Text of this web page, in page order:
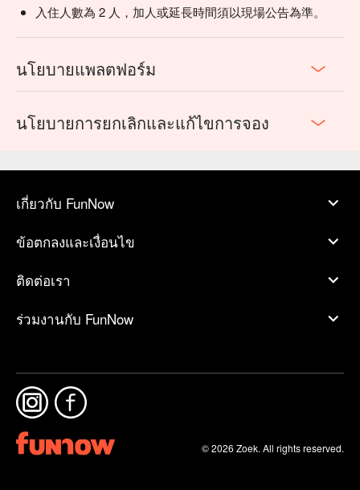
入住人數為 2 人，加人或延長時間須以現場公告為準。
นโยบายแพลตฟอร์ม
นโยบายการยกเลิกและแก้ไขการจอง
เกี่ยวกับ FunNow
ข้อตกลงและเงื่อนไข
ติดต่อเรา
ร่วมงานกับ FunNow
© 2026 Zoek. All rights reserved.